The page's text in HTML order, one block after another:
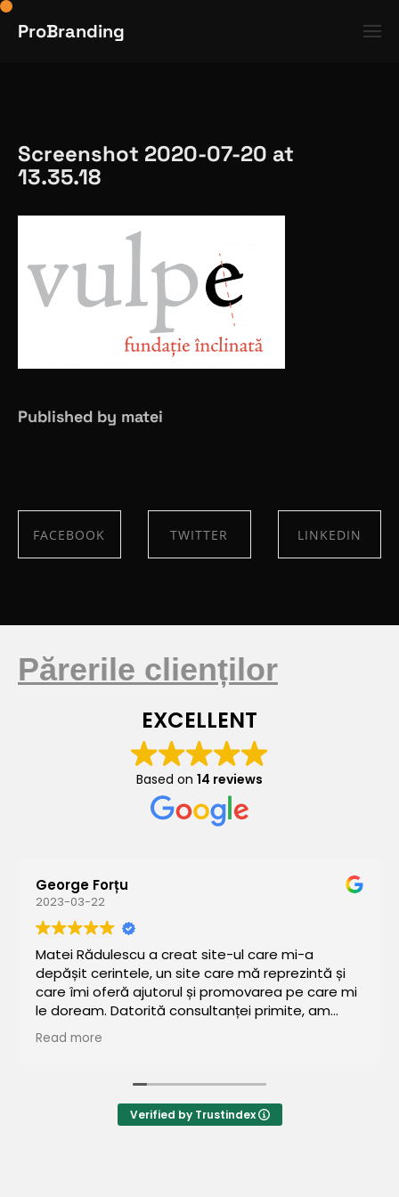
ProBranding
Screenshot 2020-07-20 at
13.35.18
Published by matei
FACEBOOK
FACEBOOK
TWITTER
TWITTER
LINKEDIN
LINKEDIN
Părerile clienților
EXCELLENT
Based on 14 reviews
George Forțu
2023-03-22
Matei Rădulescu a creat site-ul care mi-a
depășit cerintele, un site care mă reprezintă și
care îmi oferă ajutorul și promovarea pe care mi
le doream. Datorită consultanței primite, am
aflat ce anume este important în crearea unui
site profesional, a fost o discutie deschisă, în
Un design bun, o structură intuitivă și soluții
optime sunt doar câteva din punctele forte
pentru a colabora cu Matei.
Read more
Verified by Trustindex